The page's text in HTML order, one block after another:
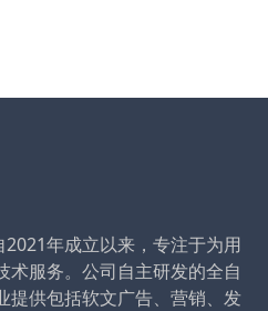
2021年成立以来，专注于为用
术服务。公司自主研发的全自
提供包括软文广告、营销、发